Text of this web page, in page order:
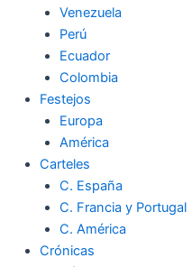
k
Venezuela
Perú
Ecuador
Colombia
Festejos
Europa
América
Carteles
C. España
C. Francia y Portugal
C. América
Crónicas